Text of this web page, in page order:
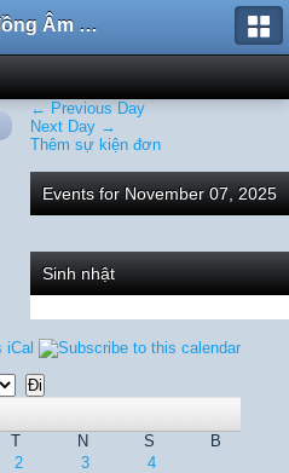
Cộng đồng Âm nhạc Sound Says
← Previous Day
Next Day →
Thêm sự kiện đơn
Events for November 07, 2025
Sinh nhật
T N S
B
2 3
4